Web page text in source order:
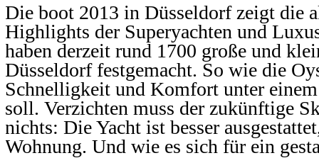
Die boot 2013 in Düsseldorf zeigt die
Highlights der Superyachten und
haben derzeit rund 1700 große und
Düsseldorf festgemacht. So wie die
Schnelligkeit und Komfort unter
soll. Verzichten muss der zukünftige
nichts: Die Yacht ist besser
Wohnung. Und wie es sich für ein